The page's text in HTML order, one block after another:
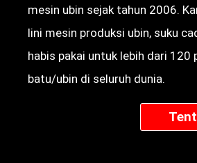
mesin ubin sejak tahun 2006.
lini mesin produksi ubin, suku
habis pakai untuk lebih dari 120
batu/ubin di seluruh dunia.